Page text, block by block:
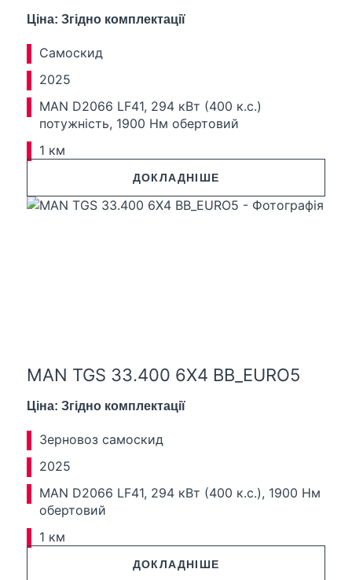
Ціна: Згідно комплектації
Самоскид
2025
MAN D2066 LF41, 294 кВт (400 к.с.)
потужність, 1900 Нм обертовий
1 км
ДОКЛАДНІШЕ
MAN TGS 33.400 6X4 BB_EURO5
Ціна: Згідно комплектації
Зерновоз самоскид
2025
MAN D2066 LF41, 294 кВт (400 к.с.), 1900 Нм
обертовий
1 км
ДОКЛАДНІШЕ